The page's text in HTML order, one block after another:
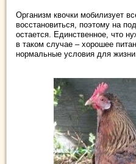
Организм квочки мобилизует
восстановиться, поэтому на
остается. Единственное, что
в таком случае – хорошее
нормальные условия для жизни.